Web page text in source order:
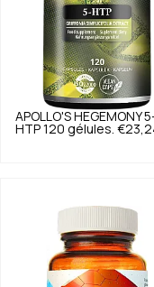
APOLLO'S HEGEMONY
HTP 120 gélules.